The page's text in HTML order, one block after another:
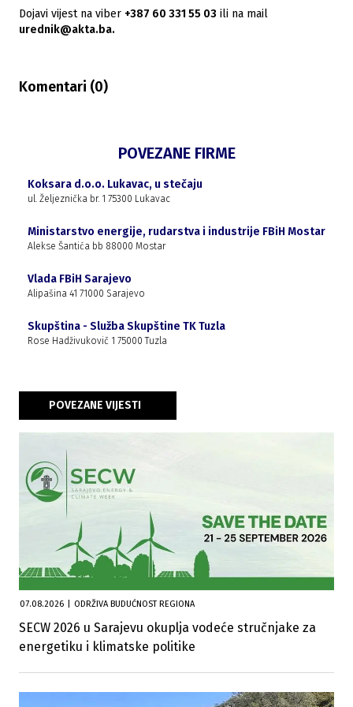
Dojavi vijest na viber +387 60 331 55 03 ili na mail
urednik@akta.ba.
Komentari (0)
POVEZANE FIRME
Koksara d.o.o. Lukavac, u stečaju
ul. Željeznička br. 1 75300 Lukavac
Ministarstvo energije, rudarstva i industrije FBiH Mostar
Alekse Šantića bb 88000 Mostar
Vlada FBiH Sarajevo
Alipašina 41 71000 Sarajevo
Skupština - Služba Skupštine TK Tuzla
Rose Hadživukovič 1 75000 Tuzla
POVEZANE VIJESTI
07.08.2026 ODRŽIVA BUDUĆNOST REGIONA
SECW 2026 u Sarajevu okuplja vodeće stručnjake za
energetiku i klimatske politike